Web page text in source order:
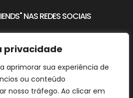
privacidade
aprimorar sua experiência de
ou conteúdo
nosso tráfego. Ao clicar em
NAS REDES SOCIAIS